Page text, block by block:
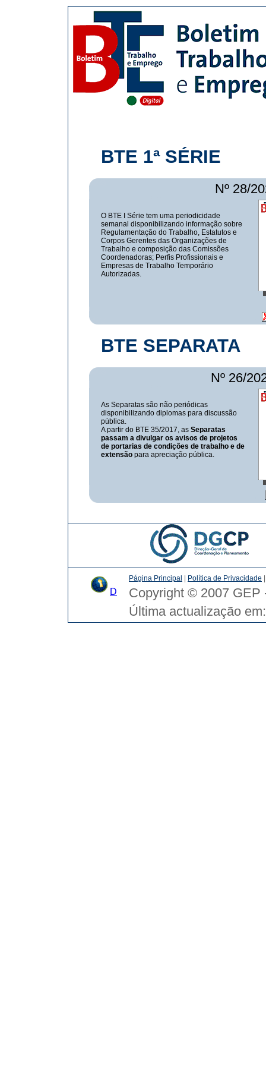
BTE 1ª SÉRIE
Nº 28/
O BTE I Série tem uma periodicidade
semanal disponibilizando informação sobre
Regulamentação do Trabalho, Estatutos e
Corpos Gerentes das Organizações de
Trabalho e composição das Comissões
Coordenadoras; Perfis Profissionais e
Empresas de Trabalho Temporário
Autorizadas.
BTE SEPARATA
Nº 26/
As Separatas são não periódicas
disponibilizando diplomas para discussão
pública.
A partir do BTE 35/2017, as Separatas
passam a divulgar os avisos de projetos
de portarias de condições de trabalho e de
extensão para apreciação pública.
D
Página Principal | Política de Privacidade
Copyright © 2007 GEP
Última actualização